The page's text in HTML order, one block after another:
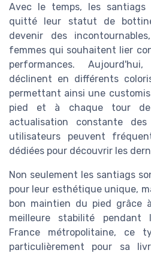
Avec le temps, les
quitté leur statut de
devenir des
femmes qui souhaitent lier
performances.
déclinent en différents
permettant ainsi une
pied et à chaque tour
actualisation constante
utilisateurs peuvent
dédiées pour découvrir les
Non seulement les santiags
pour leur esthétique unique,
bon maintien du pied grâce
meilleure stabilité pendant
France métropolitaine, ce
particulièrement pour sa